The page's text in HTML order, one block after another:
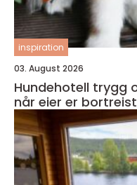
inspiration
03. August 2026
Hundehotell trygg og fleksibel pass av hund
når eier er bortreist